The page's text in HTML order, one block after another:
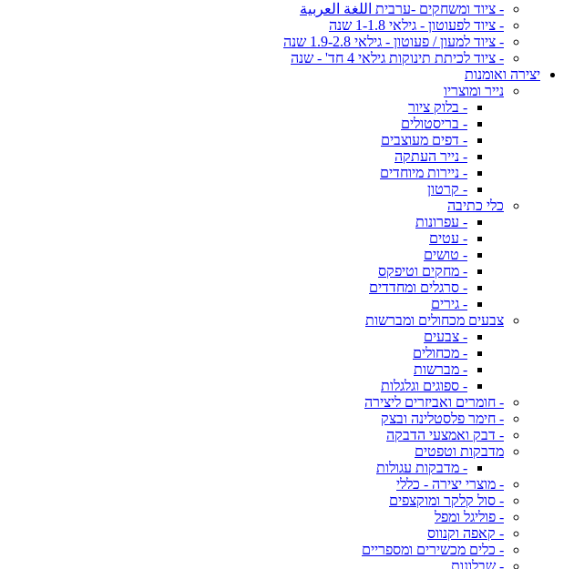
- ציוד ומשחקים -ערבית اللغة العربية
- ציוד לפעוטון - גילאי 1-1.8 שנה
- ציוד למעון / פעוטון - גילאי 1.9-2.8 שנה
- ציוד לכיתת תינוקות גילאי 4 חד' - שנה
יצירה ואומנות
נייר ומוצריו
- בלוק ציור
- בריסטולים
- דפים מעוצבים
- נייר העתקה
- ניירות מיוחדים
- קרטון
כלי כתיבה
- עפרונות
- עטים
- טושים
- מחקים וטיפקס
- סרגלים ומחדדים
- גירים
צבעים מכחולים ומברשות
- צבעים
- מכחולים
- מברשות
- ספוגים וגלגלות
- חומרים ואביזרים ליצירה
- חימר פלסטלינה ובצק
- דבק ואמצעי הדבקה
מדבקות וטפטים
- מדבקות עגולות
- מוצרי יצירה - כללי
- סול קלקר ומוקצפים
- פוליגל ומפל
- קאפה וקנווס
- כלים מכשירים ומספריים
- שבלונות